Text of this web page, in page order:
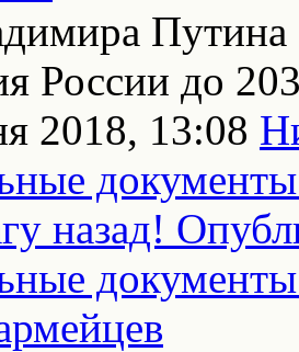
Путина
России до
2018, 13:08